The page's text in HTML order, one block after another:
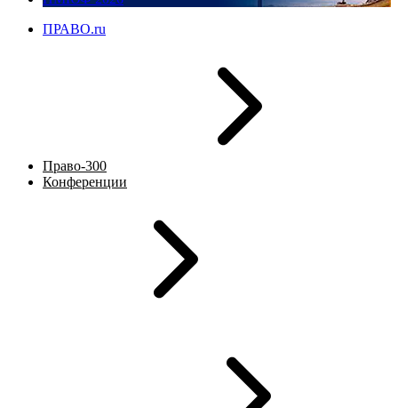
ПРАВО.ru
Право-300
Конференции